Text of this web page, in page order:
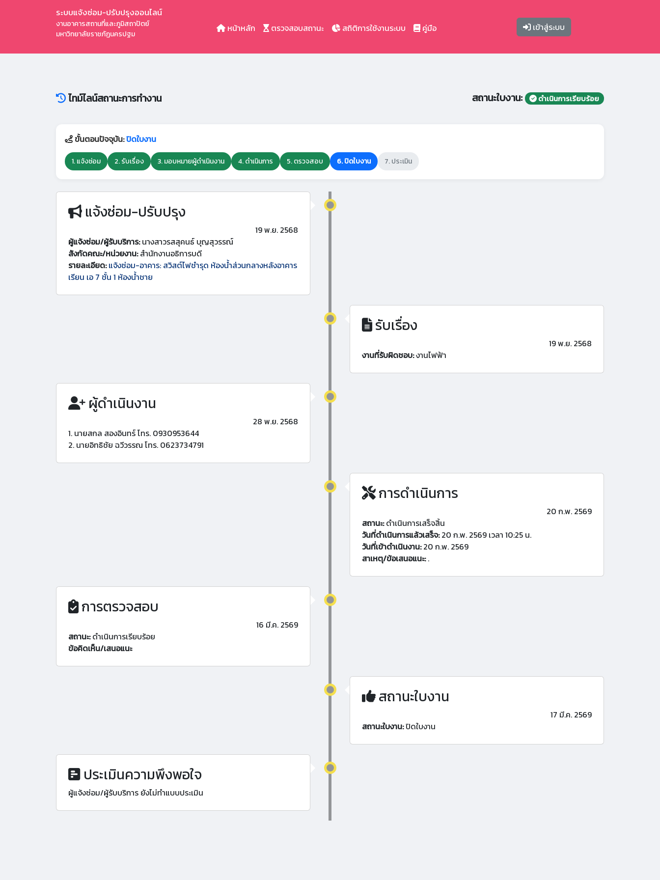
ระบบแจ้งซ่อม-ปรับปรุงออนไลน์
งานอาคารสถานที่และภูมิสถาปัตย์
มหาวิทยาลัยราชภัฏนครปฐม
หน้าหลัก ตรวจสอบสถานะ สถิติการใช้งานระบบ คู่มือ เข้าสู่ระบบ
ไทม์ไลน์สถานะการทำงาน สถานะใบงาน: ดำเนินการเรียบร้อย
ขั้นตอนปัจจุบัน:ปิดใบงาน
1. แจ้งซ่อม 2. รับเรื่อง 3. มอบหมายผู้ดำเนินงาน 4. ดำเนินการ 5. ตรวจสอบ 6. ปิดใบงาน 7. ประเมิน
แจ้งซ่อม-ปรับปรุง
19 พ.ย. 2568
ผู้แจ้งซ่อม/ผู้รับบริการ:นางสาวรสสุคนธ์ บุญสุวรรณ์
สังกัดคณะ/หน่วยงาน:สำนักงานอธิการบดี
รายละเอียด: แจ้งซ่อม-อาคาร: สวิสต์ไฟชำรุด ห้องน้ำส่วนกลางหลังอาคาร
เรียน เอ 7 ชั้น 1 ห้องน้ำชาย
รับเรื่อง
19 พ.ย. 2568
งานที่รับผิดชอบ:งานไฟฟ้า
ผู้ดำเนินงาน
28 พ.ย. 2568
1. นายสกล สองอินทร์ โทร. 0930953644
2. นายอิทธิชัย ฉวีวรรณ โทร. 0623734791
การดำเนินการ
20 ก.พ. 2569
สถานะ:ดำเนินการเสร็จสิ้น
วันที่ดำเนินการแล้วเสร็จ:20 ก.พ. 2569 เวลา 10:25 น.
วันที่เข้าดำเนินงาน:20 ก.พ. 2569
สาเหตุ/ข้อเสนอแนะ:.
การตรวจสอบ
16 มี.ค. 2569
สถานะ:ดำเนินการเรียบร้อย
ข้อคิดเห็น/เสนอแนะ
สถานะใบงาน
17 มี.ค. 2569
สถานะใบงาน:ปิดใบงาน
ประเมินความพึงพอใจ
ผู้แจ้งซ่อม/ผู้รับบริการ ยังไม่ทำแบบประเมิน